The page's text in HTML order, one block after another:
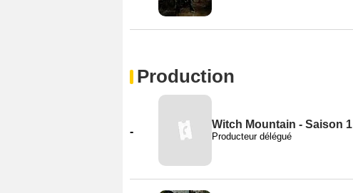
Production
-
Witch Mountain - Saison 1
Producteur délégué